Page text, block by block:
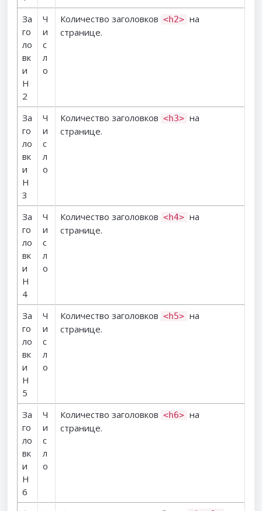
За
го
ло
вк
и
H
2
Ч
и
с
л
о
Количество заголовков <h2> на
странице.
За
го
ло
вк
и
H
3
Ч
и
с
л
о
Количество заголовков <h3> на
странице.
За
го
ло
вк
и
H
4
Ч
и
с
л
о
Количество заголовков <h4> на
странице.
За
го
ло
вк
и
H
5
Ч
и
с
л
о
Количество заголовков <h5> на
странице.
За
го
ло
вк
и
H
6
Ч
и
с
л
о
Количество заголовков <h6> на
странице.